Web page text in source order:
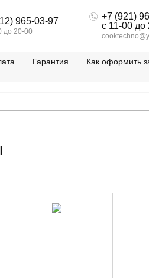
965-03-97
до 20-00
+7 (921)
c 11-00 до
Гарантия Как оформить